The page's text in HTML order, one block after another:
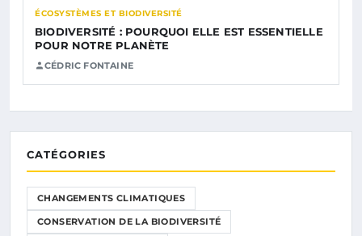
ÉCOSYSTÈMES ET BIODIVERSITÉ
BIODIVERSITÉ : POURQUOI ELLE EST ESSENTIELLE
POUR NOTRE PLANÈTE
CÉDRIC FONTAINE
CATÉGORIES
CHANGEMENTS CLIMATIQUES
CONSERVATION DE LA BIODIVERSITÉ